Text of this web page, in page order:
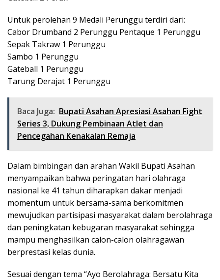
Untuk perolehan 9 Medali Perunggu terdiri dari:
Cabor Drumband 2 Perunggu Pentaque 1 Perunggu
Sepak Takraw 1 Perunggu
Sambo 1 Perunggu
Gateball 1 Perunggu
Tarung Derajat 1 Perunggu
Baca Juga: Bupati Asahan Apresiasi Asahan Fight
Series 3, Dukung Pembinaan Atlet dan
Pencegahan Kenakalan Remaja
Dalam bimbingan dan arahan Wakil Bupati Asahan
menyampaikan bahwa peringatan hari olahraga
nasional ke 41 tahun diharapkan dakar menjadi
momentum untuk bersama-sama berkomitmen
mewujudkan partisipasi masyarakat dalam berolahraga
dan peningkatan kebugaran masyarakat sehingga
mampu menghasilkan calon-calon olahragawan
berprestasi kelas dunia.
Sesuai dengan tema “Ayo Berolahraga: Bersatu Kita